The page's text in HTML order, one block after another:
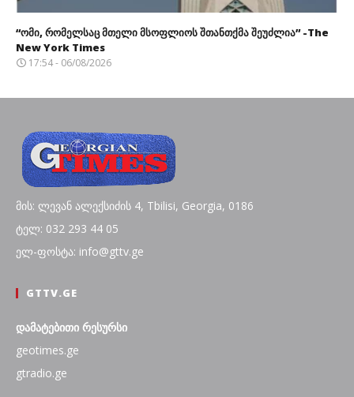
“ომი, რომელსაც მთელი მსოფლიოს შთანთქმა შეუძლია” -The
New York Times
17:54 - 06/08/2026
მის: ლევან ალექსიძის 4, Tbilisi, Georgia, 0186
ტელ: 032 293 44 05
ელ-ფოსტა: info@gttv.ge
GTTV.GE
დამატებითი რესურსი
geotimes.ge
gtradio.ge